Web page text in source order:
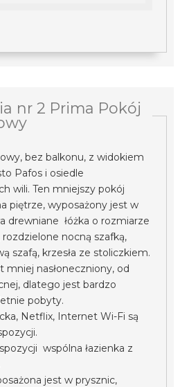
nr 2 Prima Pokój
bez balkonu, z widokiem
Pafos i osiedle
wili. Ten mniejszy pokój
piętrze, wyposażony jest w
drewniane łóżka o rozmiarze
nocną szafką,
szafą, krzesła ze stoliczkiem.
mniej nasłoneczniony, od
dlatego jest bardzo
pobyty.
Netflix, Internet Wi-Fi są
wspólna łazienka z
jest w prysznic,